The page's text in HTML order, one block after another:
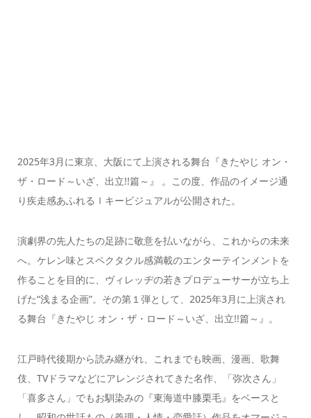
2025年3月に東京、大阪にて上演される舞台『きたやじ オン・
ザ・ロード～いざ、出立!!篇～』 。この度、作品のイメージ通
り疾走感あふれるｌキービジュアルが公開された。
演劇界の先人たちの足跡に敬意を払いながら、これからの未来
へ。ケレン味とスペクタクル感満載のエンターテインメントを
作ることを目的に、ヴィレッヂの若きプロデューサーが立ち上
げた“浅まる企画”。その第１弾として、2025年3月に上演され
る舞台『きたやじ オン・ザ・ロード～いざ、出立!!篇～』。
江戸時代後期から読み継がれ、これまでも映画、漫画、歌舞
伎、TVドラマなどにアレンジされてきた名作、「弥次さん」
「喜多さん」でもお馴染みの『東海道中膝栗毛』をベースと